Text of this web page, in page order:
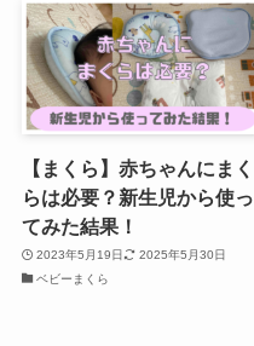
【まくら】赤ちゃんにまく
らは必要？新生児から使っ
てみた結果！
2023年5月19日
2025年5月30日
ベビーまくら